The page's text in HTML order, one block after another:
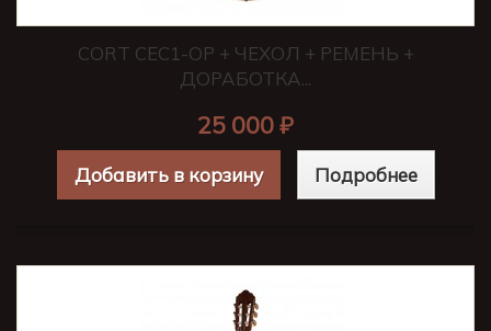
CORT CEC1-OP + ЧЕХОЛ + РЕМЕНЬ +
ДОРАБОТКА...
25 000 ₽
Добавить в корзину Подробнее